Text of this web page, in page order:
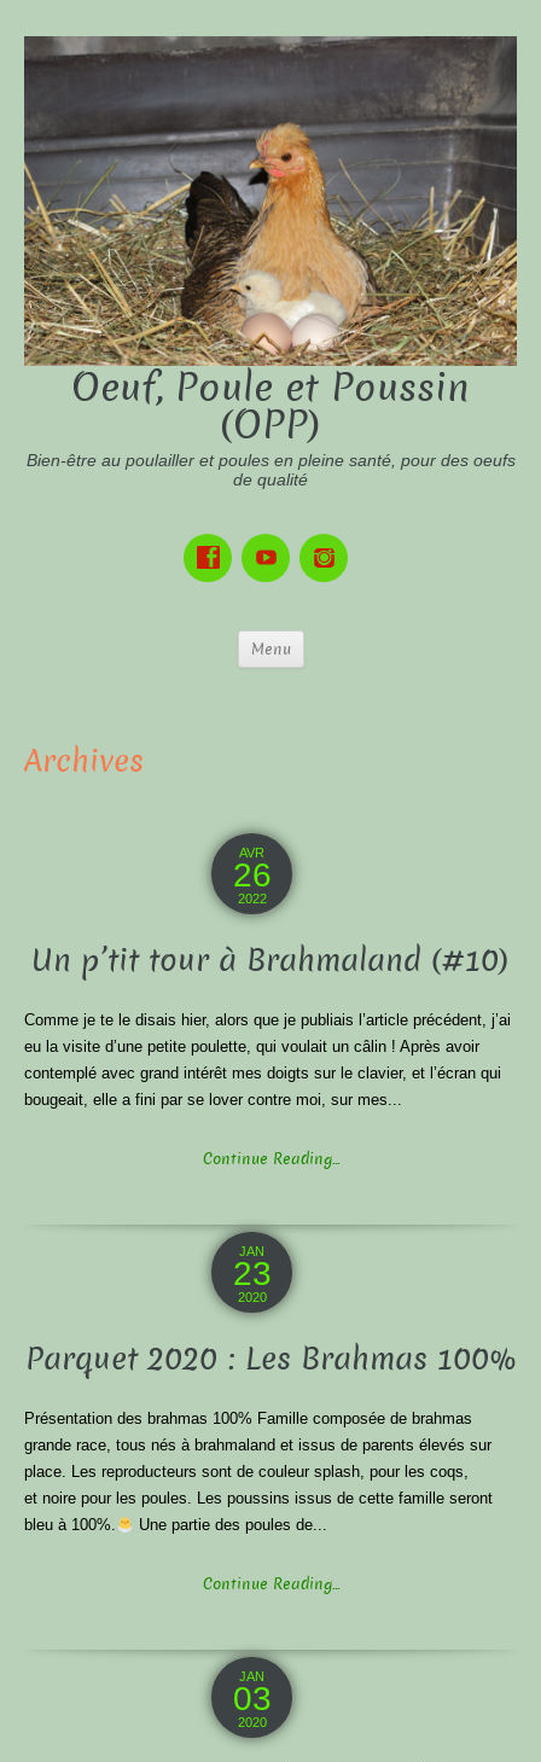
Oeuf, Poule et Poussin
(OPP)
Bien-être au poulailler et poules en pleine santé, pour des oeufs
de qualité
Menu
Archives
AVR
26
2022
Un p’tit tour à Brahmaland (#10)
Comme je te le disais hier, alors que je publiais l’article précédent, j’ai
eu la visite d’une petite poulette, qui voulait un câlin ! Après avoir
contemplé avec grand intérêt mes doigts sur le clavier, et l’écran qui
bougeait, elle a fini par se lover contre moi, sur mes...
Continue Reading...
JAN
23
2020
Parquet 2020 : Les Brahmas 100%
Présentation des brahmas 100% Famille composée de brahmas
grande race, tous nés à brahmaland et issus de parents élevés sur
place. Les reproducteurs sont de couleur splash, pour les coqs,
et noire pour les poules. Les poussins issus de cette famille seront
bleu à 100%.
Une partie des poules de...
Continue Reading...
JAN
03
2020